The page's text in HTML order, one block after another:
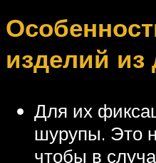
изделий
Для их
шурупы. Это
чтобы в